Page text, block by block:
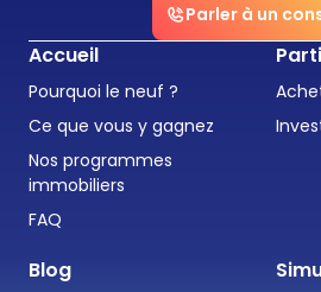
Parler à un
Accueil
Pourquoi le neuf ?
Ce que vous y gagnez
Nos programmes
immobiliers
FAQ
Blog